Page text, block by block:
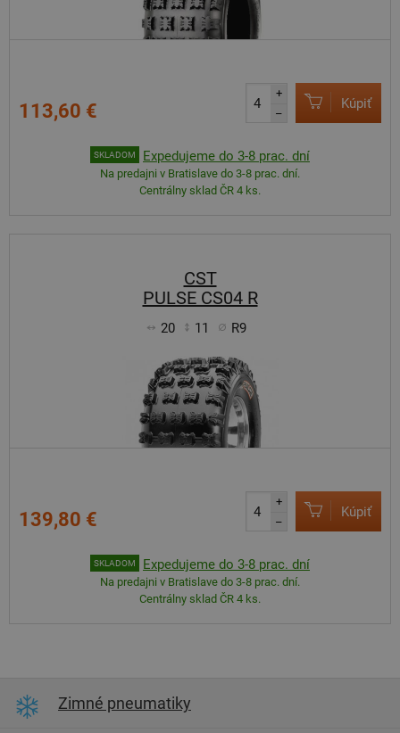
113,60 €
+
–
Kúpiť
SKLADOM Expedujeme do 3-8 prac. dní
Na predajni v Bratislave do 3-8 prac. dní.
Centrálny sklad ČR 4 ks.
CST
PULSE CS04 R
20 11 R9
139,80 €
+
–
Kúpiť
SKLADOM Expedujeme do 3-8 prac. dní
Na predajni v Bratislave do 3-8 prac. dní.
Centrálny sklad ČR 4 ks.
Zimné pneumatiky